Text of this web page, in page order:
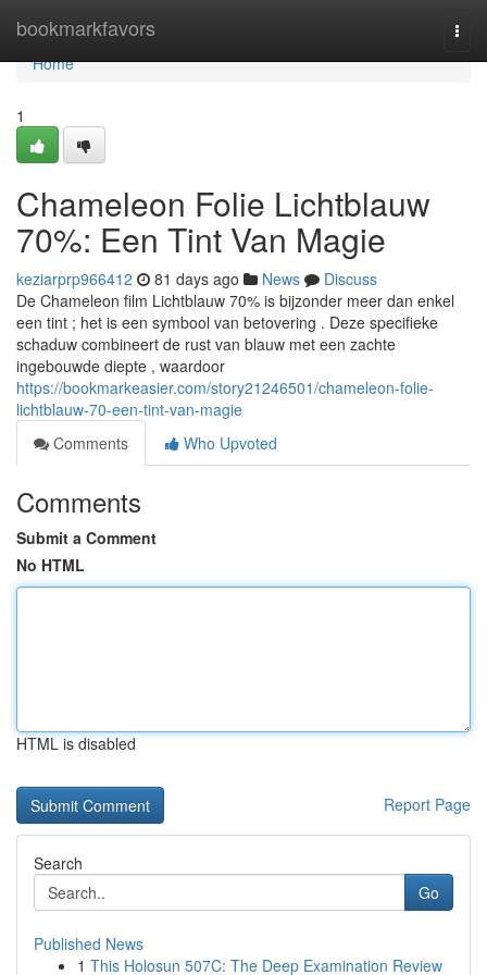
bookmarkfavors
Home
Home
1
Chameleon Folie Lichtblauw
70%: Een Tint Van Magie
keziarprp966412 81 days ago News
Discuss
De Chameleon film Lichtblauw 70% is bijzonder meer dan enkel
een tint ; het is een symbool van betovering . Deze specifieke
schaduw combineert de rust van blauw met een zachte
ingebouwde diepte , waardoor
https://bookmarkeasier.com/story21246501/chameleon-folie-
lichtblauw-70-een-tint-van-magie
Comments
Who Upvoted
Comments
Submit a Comment
No HTML
HTML is disabled
Report Page
Search
Go
Published News
1 This Holosun 507C: The Deep Examination Review